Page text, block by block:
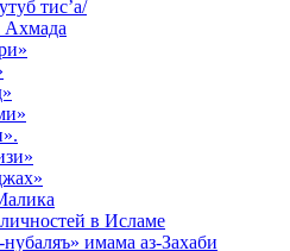
тис’а/
Ахмада
в Исламе
имама аз-Захаби